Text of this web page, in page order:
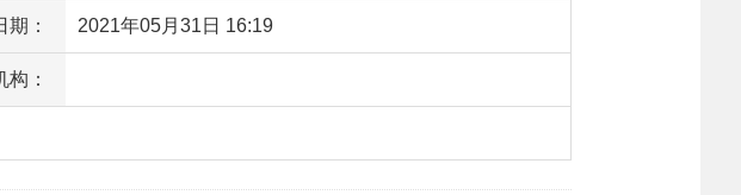
期： 2021年05月31日 16:19
构：